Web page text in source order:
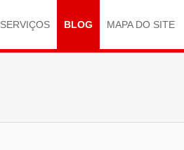
SERVIÇOS BLOG MAPA DO SITE